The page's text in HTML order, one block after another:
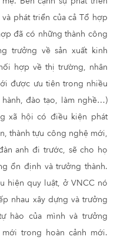
phát triển của cả Tổ hợp
đã có những thành công
trưởng về sản xuất kinh
hợp về thị trường, nhân
được ưu tiên trong nhiều
đào tạo, làm nghề…)
xã hội có điều kiện phát
thành tựu công nghệ mới,
anh đi trước, sẽ cho họ
ổn định và trưởng thành.
hiện quy luật, ở VNCC nó
nhau xây dựng và trưởng
hào của mình và trưởng
trong hoàn cảnh mới.